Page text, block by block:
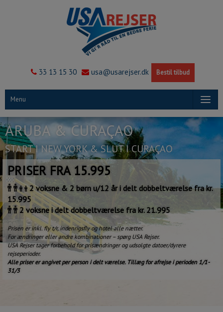
33 13 15 30 usa@usarejser.dk Bestil tilbud
Menu
ARUBA & CURAÇAO
START I NEW YORK & SLUT I CURAÇAO
PRISER FRA 15.995
2 voksne & 2 børn u/12 år i delt dobbeltværelse fra kr.
15.995
2 voksne i delt dobbeltværelse fra kr. 21.995
Prisen er inkl. fly t/r, indenrigsfly og hotel alle nætter.
For ændringer eller andre kombinationer – spørg USA Rejser.
USA Rejser tager forbehold for prisændringer og udsolgte datoer/dyrere
rejseperioder.
Alle priser er angivet per person i delt værelse. Tillæg for afrejse i perioden 1/1-
31/3